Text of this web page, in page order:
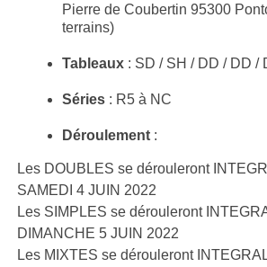
Pierre de Coubertin 95300
terrains)
Tableaux: SD / SH / DD / DD /
Séries: R5 à NC
Déroulement:
Les DOUBLES se dérouleront
SAMEDI 4 JUIN 2022
Les SIMPLES se dérouleront
DIMANCHE 5 JUIN 2022
Les MIXTES se dérouleront